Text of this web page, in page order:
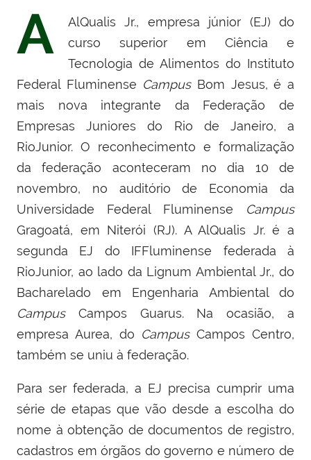
A
AlQualis Jr., empresa júnior (EJ) do
curso superior em Ciência e
Tecnologia de Alimentos do Instituto
Federal Fluminense Campus Bom Jesus, é a
mais nova integrante da Federação de
Empresas Juniores do Rio de Janeiro, a
RioJunior. O reconhecimento e formalização
da federação aconteceram no dia 10 de
novembro, no auditório de Economia da
Universidade Federal Fluminense Campus
Gragoatá, em Niterói (RJ). A AlQualis Jr. é a
segunda EJ do IFFluminense federada à
RioJunior, ao lado da Lignum Ambiental Jr., do
Bacharelado em Engenharia Ambiental do
Campus Campos Guarus. Na ocasião, a
empresa Aurea, do CampusCampos Centro,
também se uniu à federação.
Para ser federada, a EJ precisa cumprir uma
série de etapas que vão desde a escolha do
nome à obtenção de documentos de registro,
cadastros em órgãos do governo e número de